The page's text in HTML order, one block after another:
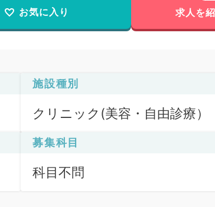
お気に入り 求人を
施設種別
クリニック(美容・自由診療）
募集科目
科目不問